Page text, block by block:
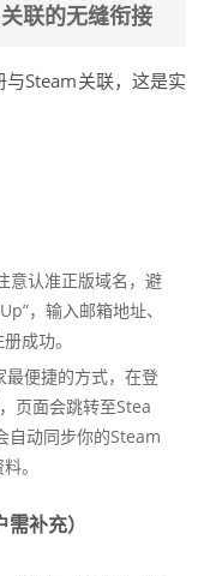
联的无缝衔接
Steam关联，这是实
意认准正版域名，避
，输入邮箱地址、
成功。
便捷的方式，在登
页面会跳转至Stea
自动同步你的Steam
。
补充）